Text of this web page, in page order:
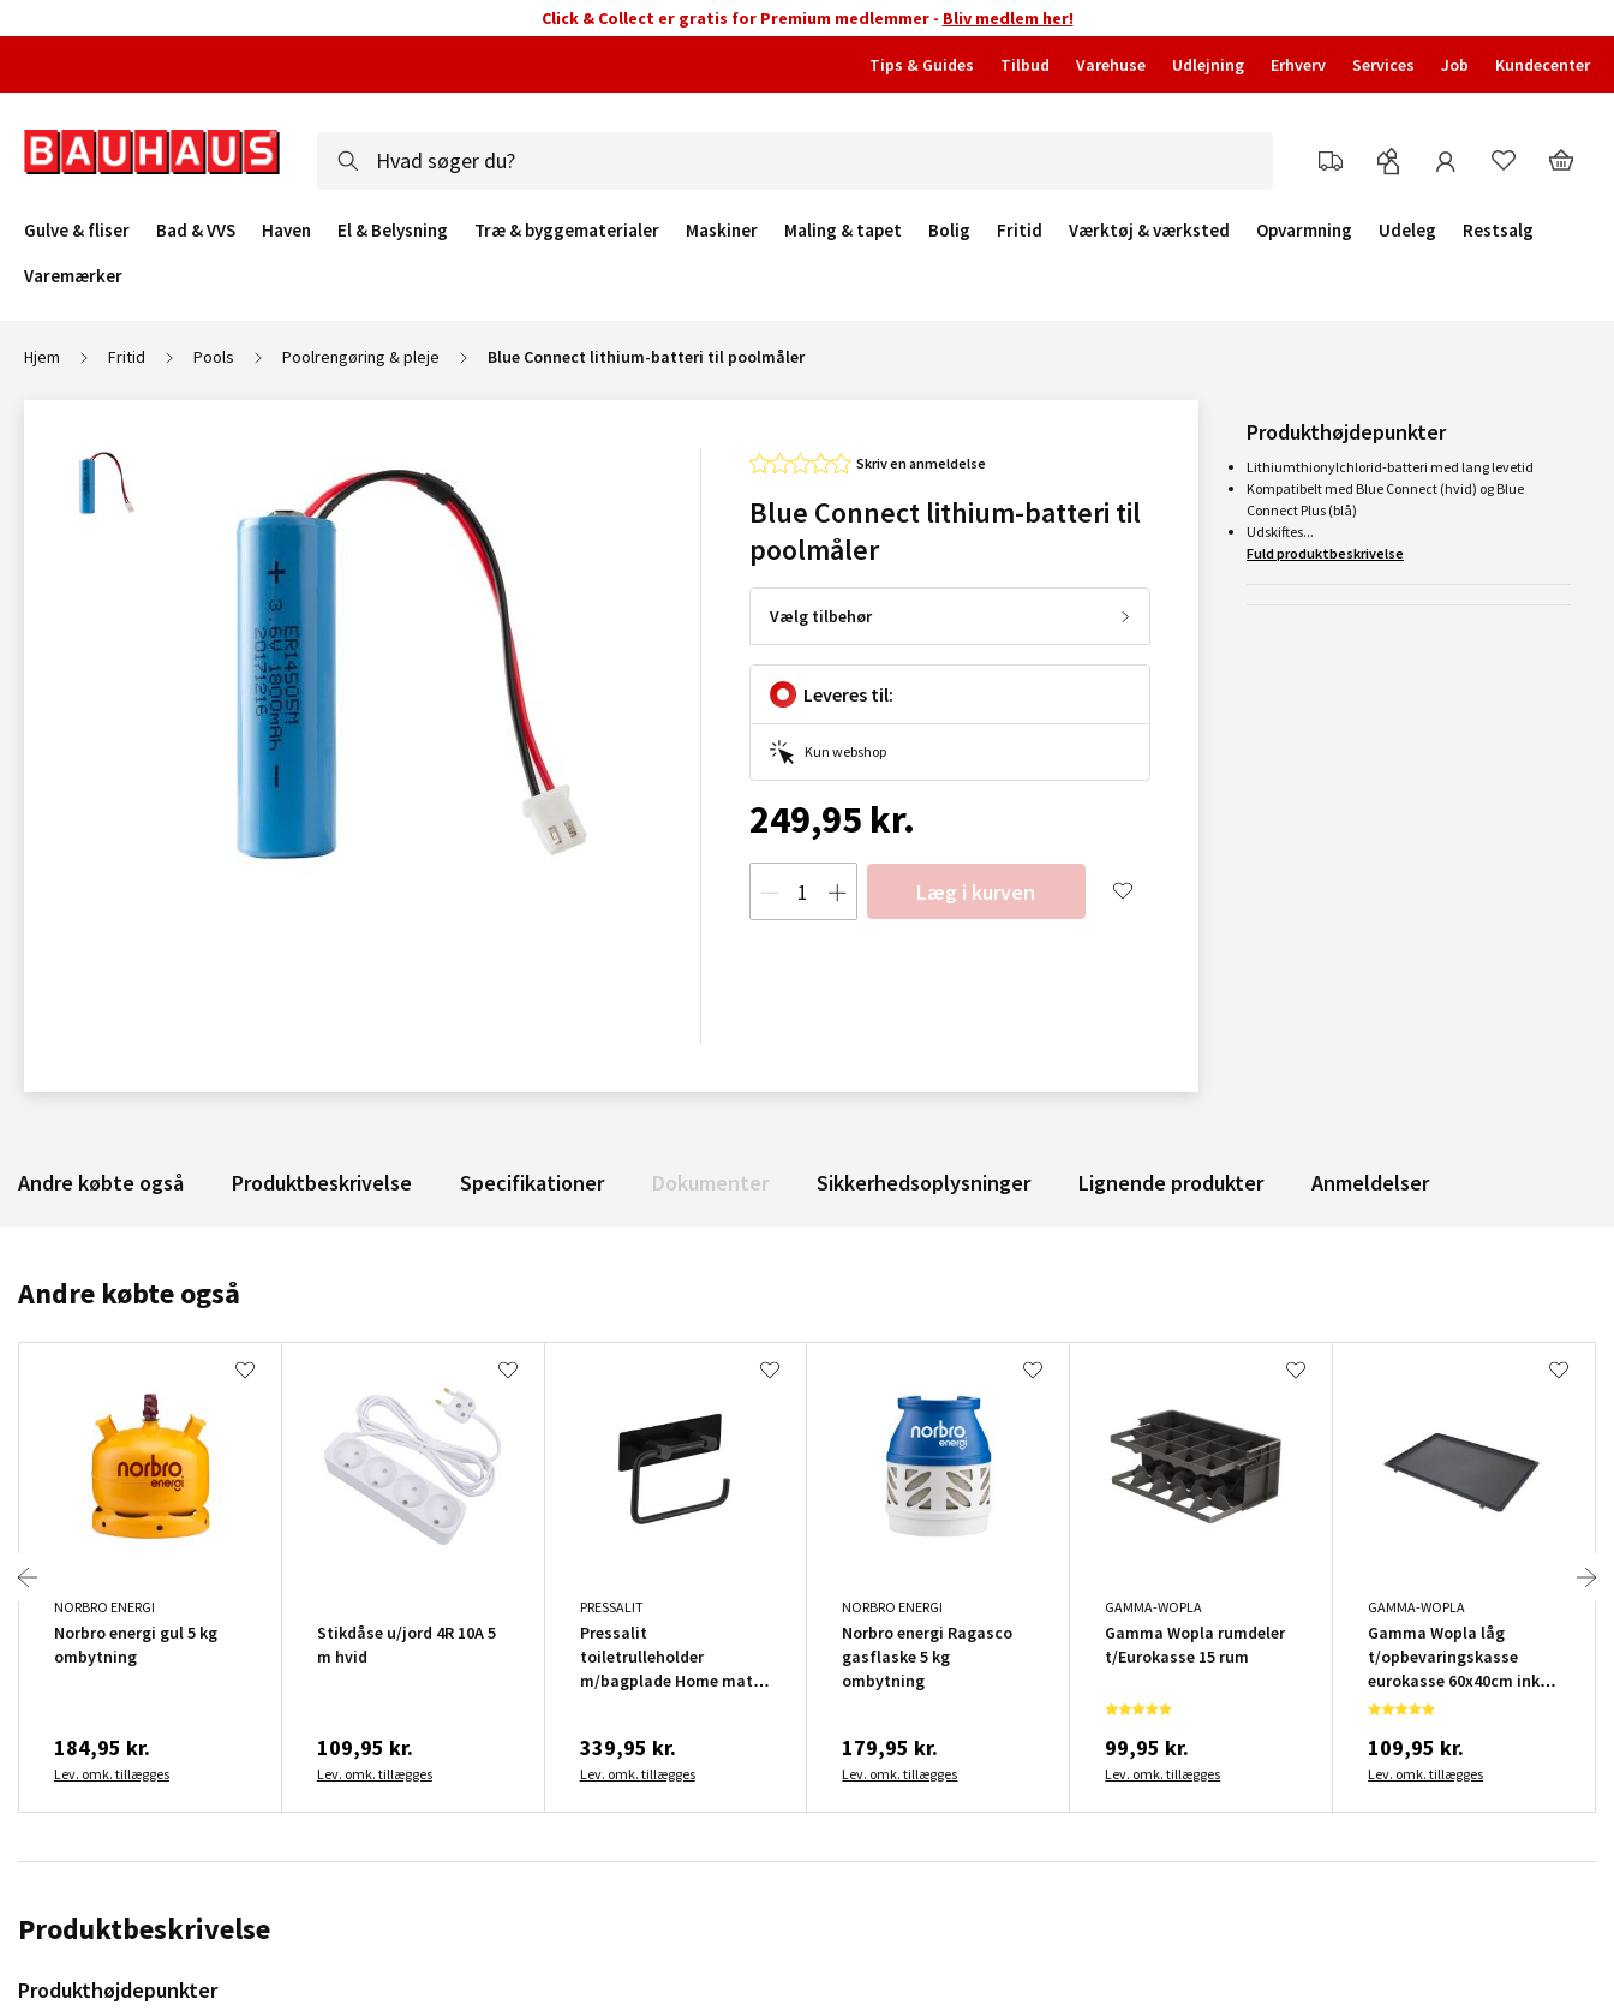
Click & Collect er gratis for Premium medlemmer - Bliv medlem her!
Tips & Guides Tilbud Varehuse Udlejning Erhverv Services Job Kundecenter
Gulve & fliser Bad & VVS Haven El & Belysning Træ & byggematerialer Maskiner Maling & tapet Bolig Fritid Værktøj & værksted Opvarmning Udeleg
Restsalg
Varemærker
Hjem Fritid Pools Poolrengøring & pleje Blue Connect lithium-batteri til poolmåler
Skriv en anmeldelse
Blue Connect lithium-batteri til
poolmåler
Vælg tilbehør
Leveres til:
Kun webshop
249,95 kr.
Læg i kurven
Produkthøjdepunkter
Lithiumthionylchlorid-batteri med lang levetid
Kompatibelt med Blue Connect (hvid) og Blue
Connect Plus (blå)
Udskiftes...
Fuld produktbeskrivelse
Andre købte også Produktbeskrivelse Specifikationer Dokumenter Sikkerhedsoplysninger Lignende produkter Anmeldelser
Andre købte også
NORBRO ENERGI
Norbro energi gul 5 kg
ombytning
184,95 kr.
Lev. omk. tillægges
Stikdåse u/jord 4R 10A 5
m hvid
109,95 kr.
Lev. omk. tillægges
PRESSALIT
Pressalit
toiletrulleholder
m/bagplade Home mat
339,95 kr.
Lev. omk. tillægges
NORBRO ENERGI
Norbro energi Ragasco
gasflaske 5 kg
ombytning
179,95 kr.
Lev. omk. tillægges
GAMMA-WOPLA
Gamma Wopla rumdeler
t/Eurokasse 15 rum
99,95 kr.
Lev. omk. tillægges
GAMMA-WOPLA
Gamma Wopla låg
t/opbevaringskasse
eurokasse 60x40cm inkl.
klips
109,95 kr.
Lev. omk. tillægges
Produktbeskrivelse
Produkthøjdepunkter